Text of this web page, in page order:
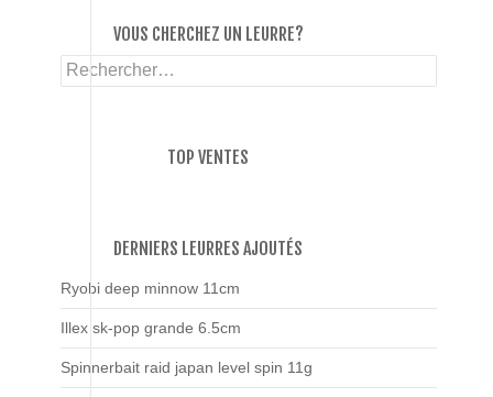
VOUS CHERCHEZ UN LEURRE?
Rechercher :
TOP VENTES
DERNIERS LEURRES AJOUTÉS
Ryobi deep minnow 11cm
Illex sk-pop grande 6.5cm
Spinnerbait raid japan level spin 11g